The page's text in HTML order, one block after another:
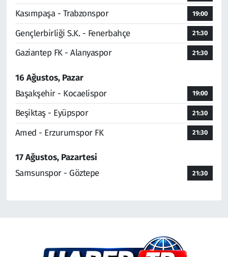
Kasımpaşa - Trabzonspor 19:00
Gençlerbirliği S.K. - Fenerbahçe 21:30
Gaziantep FK - Alanyaspor 21:30
16 Ağustos, Pazar
Başakşehir - Kocaelispor
19:00
Beşiktaş - Eyüpspor 21:30
Amed - Erzurumspor FK 21:30
17 Ağustos, Pazartesi
Samsunspor - Göztepe
21:30